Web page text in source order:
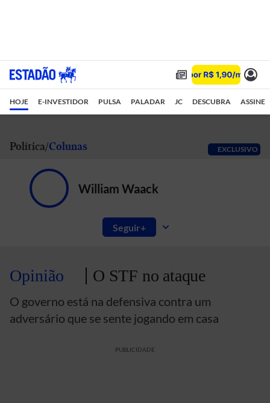
HOJE E-INVESTIDOR PULSA PALADAR JC DESCUBRA ASSINE
Política Colunas EXCLUSIVO
William Waack
Seguir
Uma avaliação dos nossos riscos
Opinião O STF no ataque
O governo está na defensiva contra um
adversário que se sente jogando em casa
PUBLICIDADE